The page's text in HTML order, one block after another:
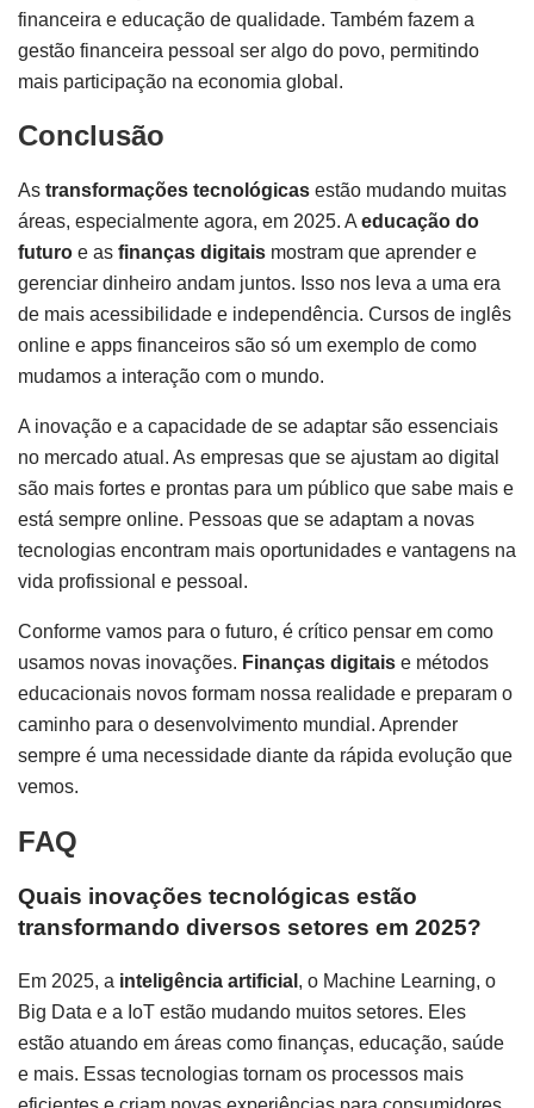
financeira e educação de qualidade. Também fazem a
gestão financeira pessoal ser algo do povo, permitindo
mais participação na economia global.
Conclusão
As transformações tecnológicas estão mudando muitas
áreas, especialmente agora, em 2025. A educação do
futuro e as finanças digitais mostram que aprender e
gerenciar dinheiro andam juntos. Isso nos leva a uma era
de mais acessibilidade e independência. Cursos de inglês
online e apps financeiros são só um exemplo de como
mudamos a interação com o mundo.
A inovação e a capacidade de se adaptar são essenciais
no mercado atual. As empresas que se ajustam ao digital
são mais fortes e prontas para um público que sabe mais e
está sempre online. Pessoas que se adaptam a novas
tecnologias encontram mais oportunidades e vantagens na
vida profissional e pessoal.
Conforme vamos para o futuro, é crítico pensar em como
usamos novas inovações. Finanças digitais e métodos
educacionais novos formam nossa realidade e preparam o
caminho para o desenvolvimento mundial. Aprender
sempre é uma necessidade diante da rápida evolução que
vemos.
FAQ
Quais inovações tecnológicas estão
transformando diversos setores em 2025?
Em 2025, a inteligência artificial , o Machine Learning, o
Big Data e a IoT estão mudando muitos setores. Eles
estão atuando em áreas como finanças, educação, saúde
e mais. Essas tecnologias tornam os processos mais